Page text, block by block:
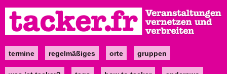
zum
Inhalt
Maintermine regelmäßiges orte gruppen